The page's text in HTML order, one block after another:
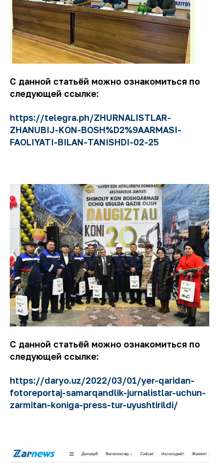
С данной статьёй можно ознакомиться по
следующей ссылке:
https://telegra.ph/ZHURNALISTLAR-
ZHANUBIJ-KON-BOSH%D2%9AARMASI-
FAOLIYATI-BILAN-TANISHDI-02-25
С данной статьёй можно ознакомиться по
следующей ссылке:
https://daryo.uz/2022/03/01/yer-qaridan-
fotoreportaj-samarqandlik-jurnalistlar-uchun-
zarmitan-koniga-press-tur-uyushtirildi/